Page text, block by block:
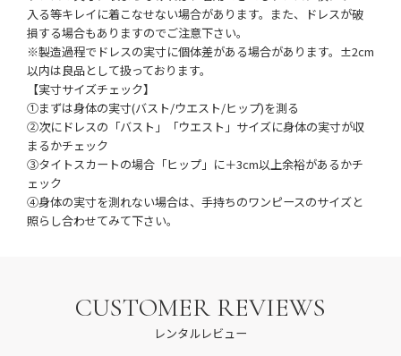
入る等キレイに着こなせない場合があります。また、ドレスが破
損する場合もありますのでご注意下さい。
※製造過程でドレスの実寸に個体差がある場合があります。±2cm
以内は良品として扱っております。
【実寸サイズチェック】
①まずは身体の実寸(バスト/ウエスト/ヒップ)を測る
②次にドレスの「バスト」「ウエスト」サイズに身体の実寸が収
まるかチェック
③タイトスカートの場合「ヒップ」に＋3cm以上余裕があるかチ
ェック
④身体の実寸を測れない場合は、手持ちのワンピースのサイズと
照らし合わせてみて下さい。
CUSTOMER REVIEWS
レンタルレビュー